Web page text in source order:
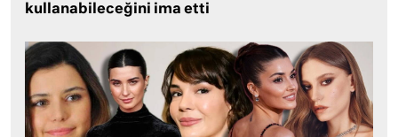
kullanabileceğini ima etti